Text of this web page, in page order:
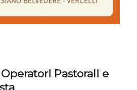
Pastorali e